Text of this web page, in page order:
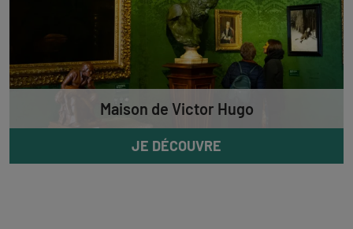
Maison de Victor Hugo
JE DÉCOUVRE